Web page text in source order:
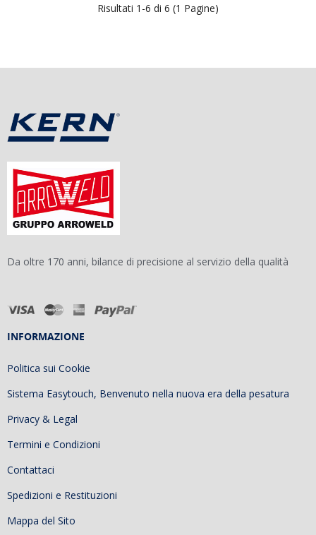
Risultati 1-6 di 6 (1 Pagine)
Da oltre 170 anni, bilance di precisione al servizio della qualità
INFORMAZIONE
Politica sui Cookie
Sistema Easytouch, Benvenuto nella nuova era della pesatura
Privacy & Legal
Termini e Condizioni
Contattaci
Spedizioni e Restituzioni
Mappa del Sito